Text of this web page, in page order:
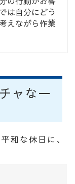
は自分にどう
えながら作業
ャな一
和な休日に、